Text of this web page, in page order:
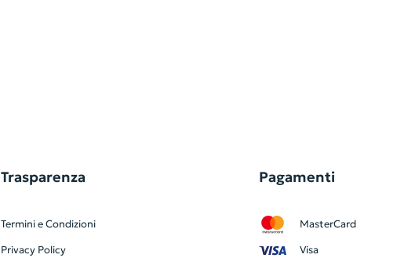
Trasparenza
Termini e Condizioni
Privacy Policy
Pagamenti
MasterCard
Visa